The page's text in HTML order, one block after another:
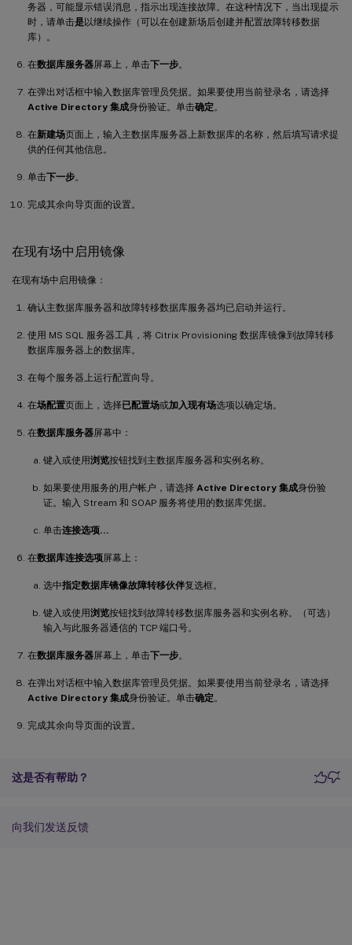
务器，可能显示错误消息，指示出现连接故障。在这种情况下，当出现提示
时，请单击是以继续操作（可以在创建新场后创建并配置故障转移数据
库）。
在数据库服务器屏幕上，单击下一步。
在弹出对话框中输入数据库管理员凭据。如果要使用当前登录名，请选择
Active Directory 集成身份验证。单击确定 。
在新建场页面上，输入主数据库服务器上新数据库的名称，然后填写请求提
供的任何其他信息。
单击下一步。
完成其余向导页面的设置。
在现有场中启用镜像
在现有场中启用镜像：
确认主数据库服务器和故障转移数据库服务器均已启动并运行。
使用 MS SQL 服务器工具，将 Citrix Provisioning 数据库镜像到故障转移
数据库服务器上的数据库。
在每个服务器上运行配置向导。
在场配置页面上，选择已配置场或加入现有场选项以确定场。
在数据库服务器屏幕中：
键入或使用浏览按钮找到主数据库服务器和实例名称。
如果要使用服务的用户帐户，请选择 Active Directory 集成身份验
证。输入 Stream 和 SOAP 服务将使用的数据库凭据。
单击连接选项…
在数据库连接选项屏幕上：
选中指定数据库镜像故障转移伙伴复选框。
键入或使用浏览按钮找到故障转移数据库服务器和实例名称。（可选）
输入与此服务器通信的 TCP 端口号。
在数据库服务器屏幕上，单击下一步。
在弹出对话框中输入数据库管理员凭据。如果要使用当前登录名，请选择
Active Directory 集成身份验证。单击确定 。
完成其余向导页面的设置。
这是否有帮助？
向我们发送反馈